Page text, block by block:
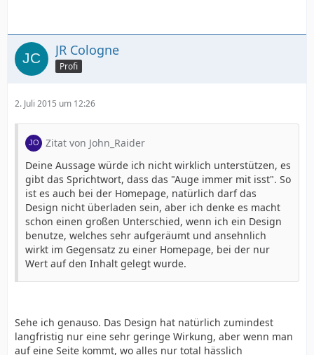
JR Cologne
Profi
2. Juli 2015 um 12:26
Zitat von John_Raider
Deine Aussage würde ich nicht wirklich unterstützen, es
gibt das Sprichtwort, dass das "Auge immer mit isst". So
ist es auch bei der Homepage, natürlich darf das
Design nicht überladen sein, aber ich denke es macht
schon einen großen Unterschied, wenn ich ein Design
benutze, welches sehr aufgeräumt und ansehnlich
wirkt im Gegensatz zu einer Homepage, bei der nur
Wert auf den Inhalt gelegt wurde.
Sehe ich genauso. Das Design hat natürlich zumindest
langfristig nur eine sehr geringe Wirkung, aber wenn man
auf eine Seite kommt, wo alles nur total hässlich